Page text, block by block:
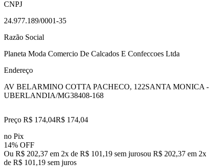
CNPJ
24.977.189/0001-35
Razão Social
Planeta Moda Comercio De Calcados E Confeccoes Ltda
Endereço
AV BELARMINO COTTA PACHECO, 122SANTA MONICA -
UBERLANDIA/MG38408-168
Preço R$ 174,04R$ 174,04
no Pix
14% OFF
Ou R$ 202,37 em 2x de R$ 101,19 sem jurosou R$ 202,37 em 2x
de R$ 101,19 sem juros